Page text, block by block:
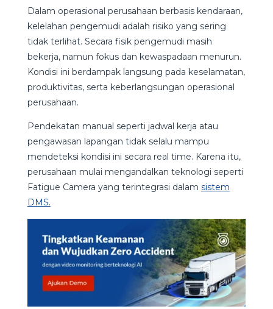
Dalam operasional perusahaan berbasis kendaraan,
kelelahan pengemudi adalah risiko yang sering
tidak terlihat. Secara fisik pengemudi masih
bekerja, namun fokus dan kewaspadaan menurun.
Kondisi ini berdampak langsung pada keselamatan,
produktivitas, serta keberlangsungan operasional
perusahaan.
Pendekatan manual seperti jadwal kerja atau
pengawasan lapangan tidak selalu mampu
mendeteksi kondisi ini secara real time. Karena itu,
perusahaan mulai mengandalkan teknologi seperti
Fatigue Camera yang terintegrasi dalam sistem
DMS.